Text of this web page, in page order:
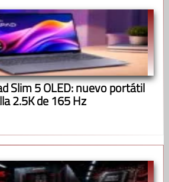
Slim 5 OLED: nuevo portátil
2.5K de 165 Hz